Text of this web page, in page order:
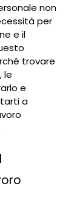
non
per
e il
trovare
le
e
a